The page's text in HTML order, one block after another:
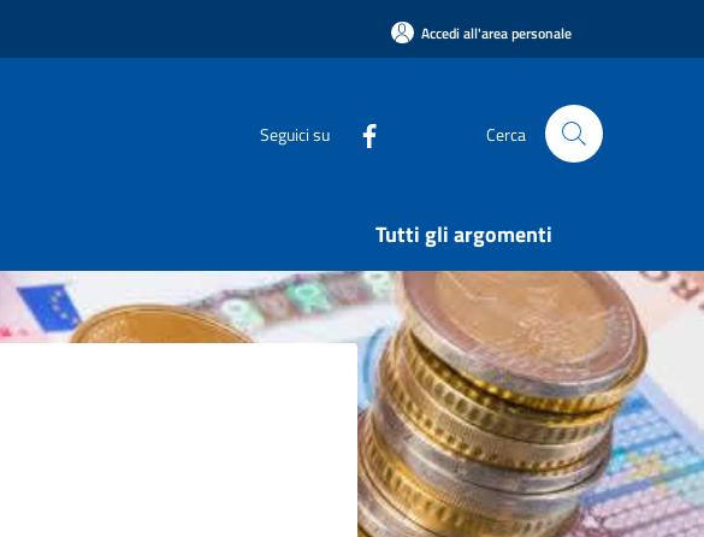
Accedi all'area personale
Seguici su Cerca
Tutti gli argomenti